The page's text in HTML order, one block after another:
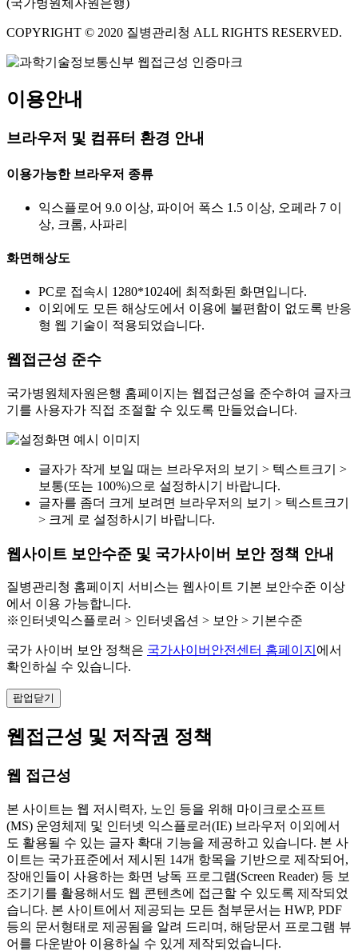
COPYRIGHT © 2020 질병관리청 ALL RIGHTS RESERVED.
이용안내
브라우저 및 컴퓨터 환경 안내
이용가능한 브라우저 종류
익스플로어 9.0 이상, 파이어 폭스 1.5 이상, 오페라 7 이
상, 크롬, 사파리
화면해상도
PC로 접속시 1280*1024에 최적화된 화면입니다.
이외에도 모든 해상도에서 이용에 불편함이 없도록 반응
형 웹 기술이 적용되었습니다.
웹접근성 준수
국가병원체자원은행 홈페이지는 웹접근성을 준수하여 글자크
기를 사용자가 직접 조절할 수 있도록 만들었습니다.
글자가 작게 보일 때는 브라우저의 보기 > 텍스트크기 >
보통(또는 100%)으로 설정하시기 바랍니다.
글자를 좀더 크게 보려면 브라우저의 보기 > 텍스트크기
> 크게 로 설정하시기 바랍니다.
웹사이트 보안수준 및 국가사이버 보안 정책 안내
질병관리청 홈페이지 서비스는 웹사이트 기본 보안수준 이상
에서 이용 가능합니다.
※인터넷익스플로러 > 인터넷옵션 > 보안 > 기본수준
국가 사이버 보안 정책은 국가사이버안전센터 홈페이지 에서
확인하실 수 있습니다.
팝업닫기
웹접근성 및 저작권 정책
웹 접근성
본 사이트는 웹 저시력자, 노인 등을 위해 마이크로소프트
(MS) 운영체제 및 인터넷 익스플로러(IE) 브라우저 이외에서
도 활용될 수 있는 글자 확대 기능을 제공하고 있습니다. 본 사
이트는 국가표준에서 제시된 14개 항목을 기반으로 제작되어,
장애인들이 사용하는 화면 낭독 프로그램(Screen Reader) 등 보
조기기를 활용해서도 웹 콘텐츠에 접근할 수 있도록 제작되었
습니다. 본 사이트에서 제공되는 모든 첨부문서는 HWP, PDF
등의 문서형태로 제공됨을 알려 드리며, 해당문서 프로그램 뷰
어를 다운받아 이용하실 수 있게 제작되었습니다.